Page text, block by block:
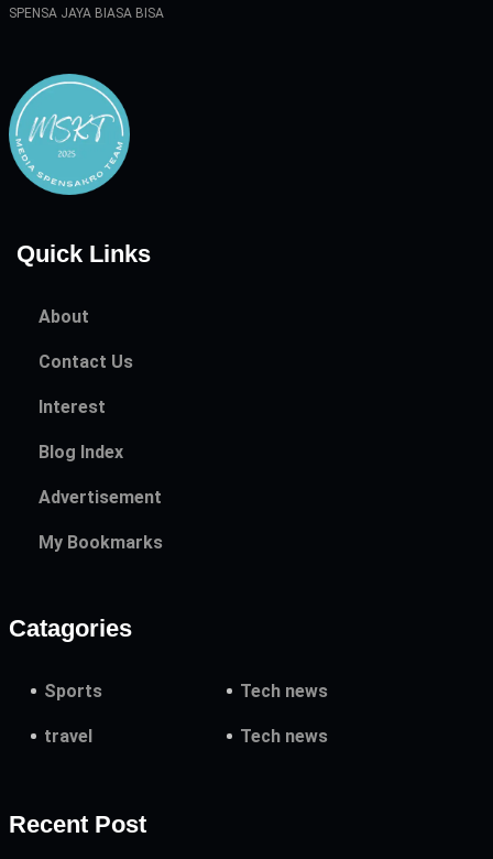
SPENSA JAYA BIASA BISA
Quick Links
About
Contact Us
Interest
Blog Index
Advertisement
My Bookmarks
Catagories
Sports Tech news
travel Tech news
Recent Post